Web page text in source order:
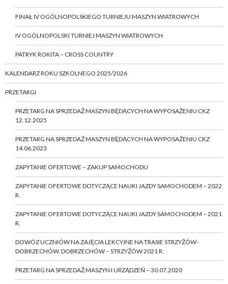
FINAŁ IV OGÓLNOPOLSKIEGO TURNIEJU MASZYN WIATROWYCH
IV OGÓLNOPOLSKI TURNIEJ MASZYN WIATROWYCH
PATRYK ROKITA – CROSS COUNTRY
KALENDARZ ROKU SZKOLNEGO 2025/2026
PRZETARGI
PRZETARG NA SPRZEDAŻ MASZYN BĘDĄCYCH NA WYPOSAŻENIU CKZ
12.12.2025
PRZETARG NA SPRZEDAŻ MASZYN BĘDĄCYCH NA WYPOSAŻENIU CKZ
14.06.2023
ZAPYTANIE OFERTOWE – ZAKUP SAMOCHODU
ZAPYTANIE OFERTOWE DOTYCZĄCE NAUKI JAZDY SAMOCHODEM – 2022
R.
ZAPYTANIE OFERTOWE DOTYCZĄCE NAUKI JAZDY SAMOCHODEM – 2021
R.
DOWÓZ UCZNIÓW NA ZAJĘCIA LEKCYJNE NA TRASIE STRZYŻÓW-
DOBRZECHÓW, DOBRZECHÓW – STRZYŻÓW 2021 R.
PRZETARG NA SPRZEDAŻ MASZYN I URZĄDZEŃ – 30.07.2020